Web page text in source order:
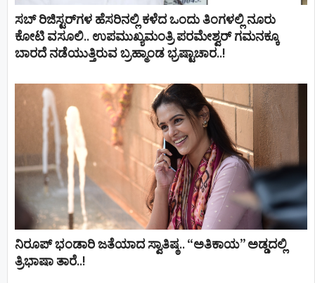
ಸಬ್ ರಿಜಿಸ್ಟರ್​ಗಳ ಹೆಸರಿನಲ್ಲಿ ಕಳೆದ ಒಂದು ತಿಂಗಳಲ್ಲಿ ನೂರು
ಕೋಟಿ ವಸೂಲಿ.. ಉಪಮುಖ್ಯಮಂತ್ರಿ ಪರಮೇಶ್ವರ್​ ಗಮನಕ್ಕೂ
ಬಾರದೆ ನಡೆಯುತ್ತಿರುವ ಬ್ರಹ್ಮಾಂಡ ಭ್ರಷ್ಟಾಚಾರ..!
ನಿರೂಪ್ ಭಂಡಾರಿ ಜತೆಯಾದ ಸ್ವಾತಿಷ್ಠ.. “ಅತಿಕಾಯ” ಅಡ್ಡದಲ್ಲಿ
ತ್ರಿಭಾಷಾ ತಾರೆ..!